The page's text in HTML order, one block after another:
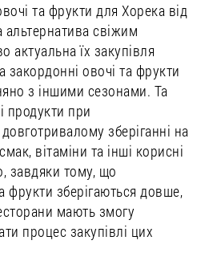
та фрукти для Хорека від
свіжим
актуальна їх закупівля
закордонні овочі та фрукти
з іншими сезонами. Та
продукти при
зберіганні на
вітаміни та інші корисні
завдяки тому, що
фрукти зберігаються довше,
мають змогу
процес закупівлі цих